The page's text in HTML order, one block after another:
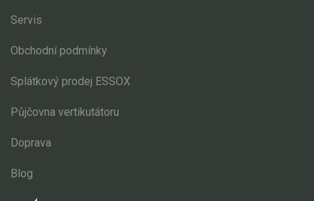
Servis
Obchodní podmínky
Splátkový prodej ESSOX
Půjčovna vertikutátoru
Doprava
Blog